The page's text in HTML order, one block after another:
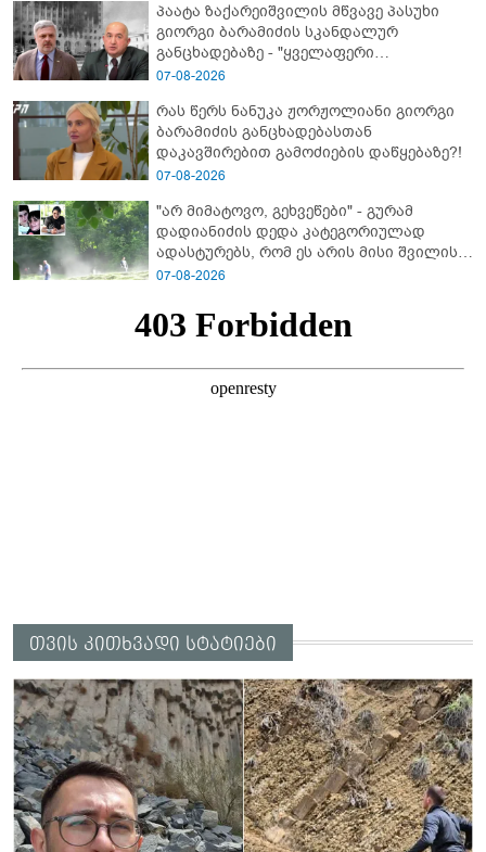
პაატა ზაქარეიშვილის მწვავე პასუხი
გიორგი ბარამიძის სკანდალურ
განცხადებაზე - "ყველაფერი
დეტალურად ვიცი... კამანში მოკლული
ბარამიძე კი ტყუის"
07-08-2026
რას წერს ნანუკა ჟორჟოლიანი გიორგი
ბარამიძის განცხადებასთან
დაკავშირებით გამოძიების დაწყებაზე?!
07-08-2026
"არ მიმატოვო, გეხვეწები" - გუ­რა­მ
დადიანიძის დედა კა­ტე­გო­რი­უ­ლად
ადას­ტუ­რებს, რომ ეს არის მისი შვი­ლის
ხმა
07-08-2026
თვის კითხვადი სტატიები